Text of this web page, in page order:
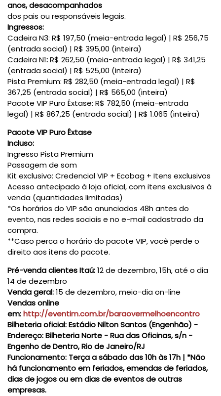
anos, desacompanhados
dos pais ou responsáveis legais.
Ingressos:
Cadeira N3: R$ 197,50 (meia-entrada legal) | R$ 256,75
(entrada social) | R$ 395,00 (inteira)
Cadeira N1:R$ 262,50 (meia-entrada legal) | R$ 341,25
(entrada social) | R$ 525,00 (inteira)
Pista Premium: R$ 282,50 (meia-entrada legal) | R$
367,25 (entrada social) | R$ 565,00 (inteira)
Pacote VIP Puro Êxtase: R$ 782,50 (meia-entrada
legal) | R$ 867,25 (entrada social) | R$ 1.065 (inteira)
Pacote VIP Puro Êxtase
Incluso:
Ingresso Pista Premium
Passagem de som
Kit exclusivo: Credencial VIP + Ecobag + Itens exclusivos
Acesso antecipado à loja oficial, com itens exclusivos à
venda (quantidades limitadas)
*Os horários do VIP são anunciados 48h antes do
evento, nas redes sociais e no e-mail cadastrado da
compra.
**Caso perca o horário do pacote VIP, você perde o
direito aos itens do pacote.
Pré-venda clientes Itaú:12 de dezembro, 15h, até o dia
14 de dezembro
Venda geral:15 de dezembro, meio-dia on-line
Vendas online
em:http://eventim.com.br/baraovermelhoencontro
Bilheteria oficial:Estádio Nilton Santos (Engenhão) -
Endereço: Bilheteria Norte - Rua das Oficinas, s/n -
Engenho de Dentro, Rio de Janeiro/RJ
Funcionamento: Terça a sábado das 10h às 17h | *Não
há funcionamento em feriados, emendas de feriados,
dias de jogos ou em dias de eventos de outras
empresas.